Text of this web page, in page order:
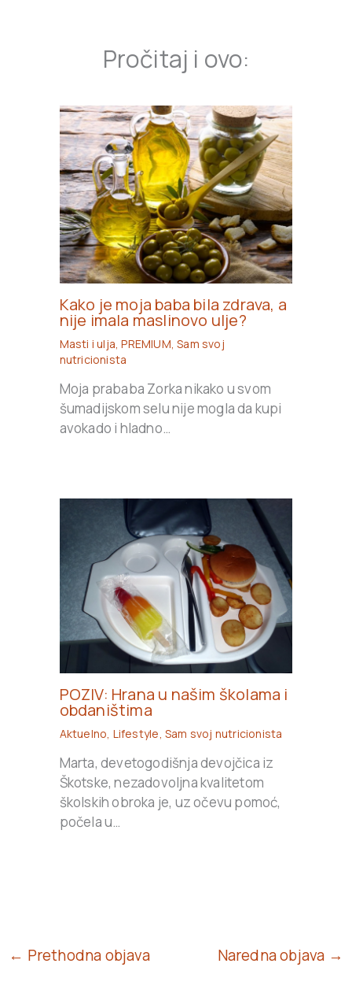
Pročitaj i ovo:
Kako je moja baba bila zdrava, a
nije imala maslinovo ulje?
Masti i ulja ,PREMIUM ,Sam svoj
nutricionista
Moja prababa Zorka nikako u svom
šumadijskom selu nije mogla da kupi
avokado i hladno…
POZIV: Hrana u našim školama i
obdaništima
Aktuelno, Lifestyle, Sam svoj nutricionista
Marta, devetogodišnja devojčica iz
Škotske, nezadovoljna kvalitetom
školskih obroka je, uz očevu pomoć,
počela u…
← Prethodna objava Naredna objava →